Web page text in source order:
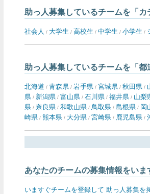
助っ人募集しているチームを「
社会人 / 大学生 / 高校生 / 中学生 / 小学生 /
助っ人募集しているチームを「都
北海道 / 青森県 / 岩手県 / 宮城県 / 秋田県 /
県 / 新潟県 / 富山県 / 石川県 / 福井県 / 山梨
県 / 奈良県 / 和歌山県 / 鳥取県 / 島根県 / 岡
崎県 / 熊本県 / 大分県 / 宮崎県 / 鹿児島県 /
あなたのチームの募集情報をいま
いますぐチームを登録して 助っ人募集を